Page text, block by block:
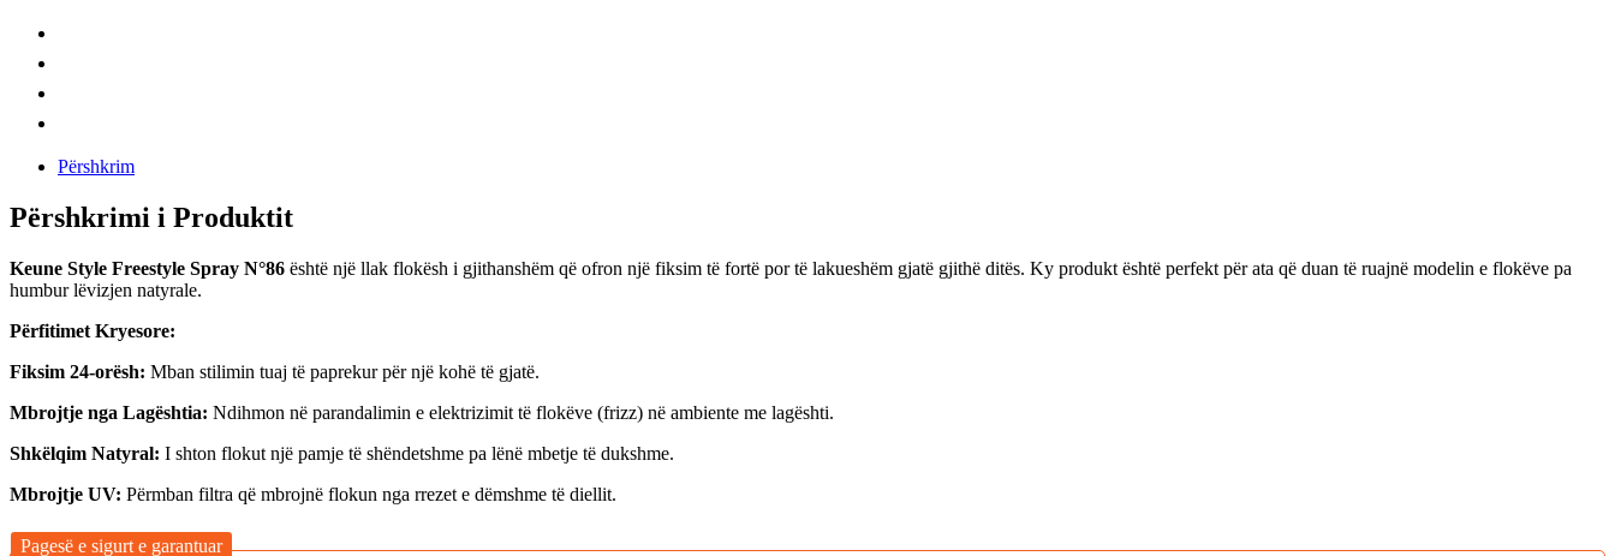
Përshkrim
Përshkrimi i Produktit
Keune Style Freestyle Spray N°86 është një llak flokësh i gjithanshëm që ofron një fiksim të fortë por të lakueshëm gjatë gjithë ditës. Ky produkt është perfekt për ata që duan të ruajnë modelin e flokëve pa
humbur lëvizjen natyrale.
Përfitimet Kryesore:
Fiksim 24-orësh: Mban stilimin tuaj të paprekur për një kohë të gjatë.
Mbrojtje nga Lagështia: Ndihmon në parandalimin e elektrizimit të flokëve (frizz) në ambiente me lagështi.
Shkëlqim Natyral: I shton flokut një pamje të shëndetshme pa lënë mbetje të dukshme.
Mbrojtje UV: Përmban filtra që mbrojnë flokun nga rrezet e dëmshme të diellit.
Pagesë e sigurt e garantuar